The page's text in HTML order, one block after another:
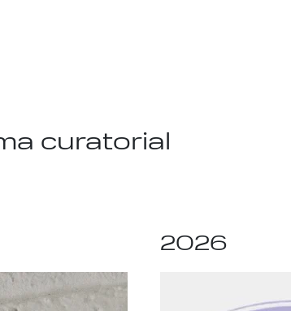
curatorial
2026